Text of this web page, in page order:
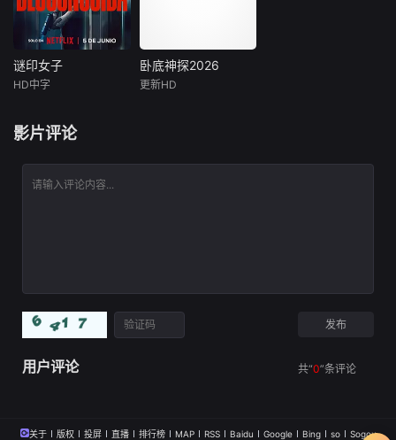
恋爱，而如果两人
从心出发、不循规
蹈矩，他们的工作
可能被毁掉，要何
去何从？
刀锋索尼娅（杰西
卡·麦克娜美饰）、
谜印女子
琪拉·米洛
谜印女子
HD中字
入敌校、暗查凶
案，层层反转接连
卧底神探2026
更新HD
影片评论
共“0”条评论
用户评论
关于 版权 投屏 直播 排行榜 MAP RSS Baidu Google Bing so Sogou